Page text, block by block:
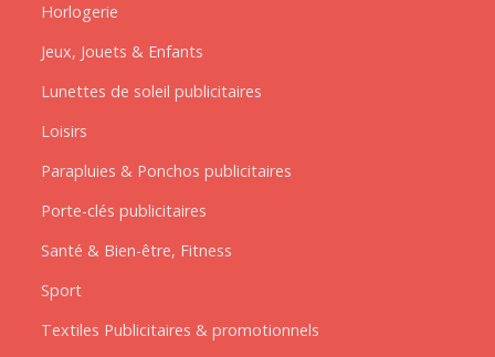
Horlogerie
Jeux, Jouets & Enfants
Lunettes de soleil publicitaires
Loisirs
Parapluies & Ponchos publicitaires
Porte-clés publicitaires
Santé & Bien-être, Fitness
Sport
Textiles Publicitaires & promotionnels